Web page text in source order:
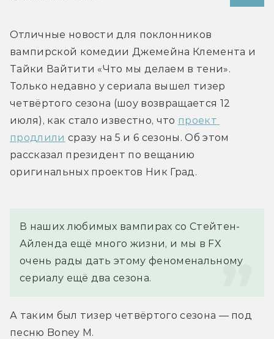
Отличные новости для поклонников
вампирской комедии Джемейна Клемента и
Тайки Вайтити «Что мы делаем в тени».
Только недавно у сериала вышел тизер
четвёртого сезона (шоу возвращается 12
июля), как стало известно, что проект
продлили сразу на 5 и 6 сезоны. Об этом
рассказал президент по вещанию
оригинальных проектов Ник Град.
В наших любимых вампирах со Стейтен-
Айленда ещё много жизни, и мы в FX
очень рады дать этому феноменальному
сериалу ещё два сезона.
А таким был тизер четвёртого сезона — под
песню Boney M.